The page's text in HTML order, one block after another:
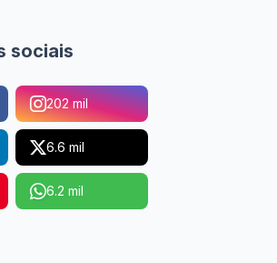
sociais
202 mil
6.6 mil
6.2 mil